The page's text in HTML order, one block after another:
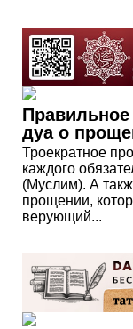
дуа о
Троекратное
каждого
(Муслим). А
прощении,
верующий...